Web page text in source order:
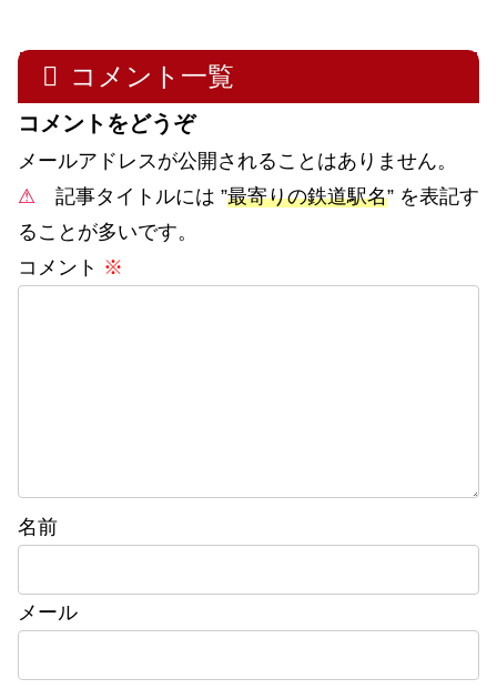
コメント一覧
コメントをどうぞ
メールアドレスが公開されることはありません。
⚠ 記事タイトルには ”最寄りの鉄道駅名” を表記す
ることが多いです。
コメント ※
名前
メール